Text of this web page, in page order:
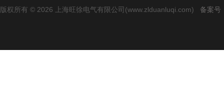
版权所有 © 2026 上海旺徐电气有限公司(www.zlduanluqi.com) 备案号